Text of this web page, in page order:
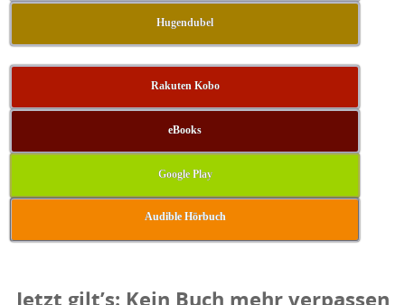
Hugendubel
Rakuten Kobo
eBooks
Google Play
Audible Hörbuch
Jetzt gilt’s: Kein Buch mehr verpassen